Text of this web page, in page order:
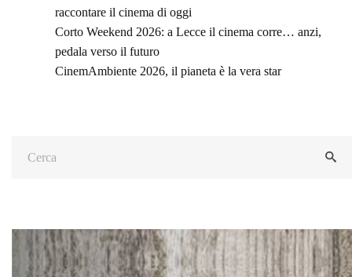
raccontare il cinema di oggi
Corto Weekend 2026: a Lecce il cinema corre… anzi,
pedala verso il futuro
CinemAmbiente 2026, il pianeta è la vera star